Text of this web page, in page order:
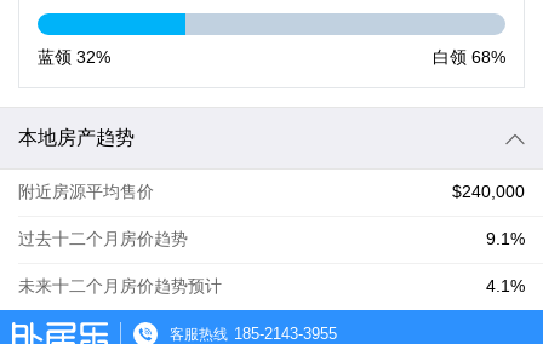
蓝领 32% 白领 68%
本地房产趋势
附近房源平均售价 $240,000
过去十二个月房价趋势 9.1%
未来十二个月房价趋势预计 4.1%
客服热线 185-2143-3955